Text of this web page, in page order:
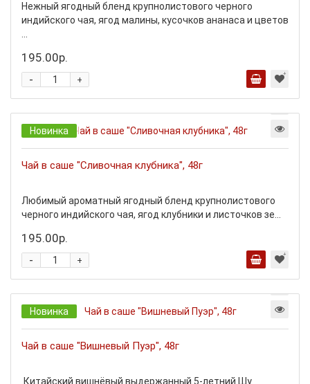
Нежный ягодный бленд крупнолистового черного
индийского чая, ягод малины, кусочков ананаса и цветов
195.00р.
+
-
Новинка
Чай в саше "Сливочная клубника", 48г
Любимый ароматный ягодный бленд крупнолистового
черного индийского чая, ягод клубники и листочков зе...
195.00р.
+
-
Новинка
Чай в саше "Вишневый Пуэр", 48г
Китайский вишнёвый выдержанный 5-летний Шу